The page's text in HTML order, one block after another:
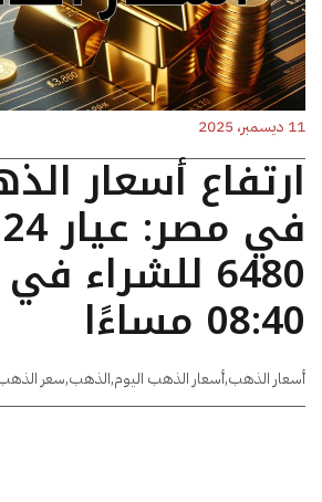
11 ديسمبر، 2025
ارتفاع أسعار
6480 للشراء
08:40 مساءًا
أسعار الذهب,أسعار الذهب اليوم,الذهب,سعر